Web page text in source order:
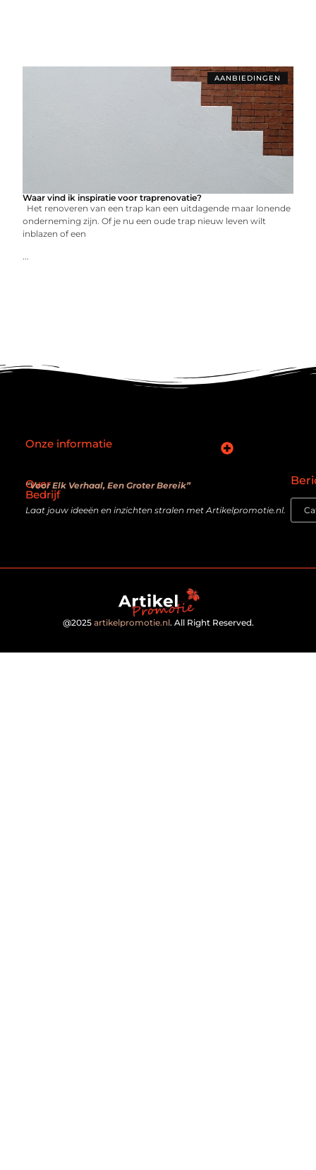
AANBIEDINGEN
Waar vind ik inspiratie voor traprenovatie?
Het renoveren van een trap kan een uitdagende maar lonende
onderneming zijn. Of je nu een oude trap nieuw leven wilt
inblazen of een
...
Over
Bedrijf
“Voor Elk Verhaal, Een Groter Bereik”
Laat jouw ideeën en inzichten stralen met Artikelpromotie.nl.
Onze informatie
@2025 artikelpromotie.nl. All Right Reserved.